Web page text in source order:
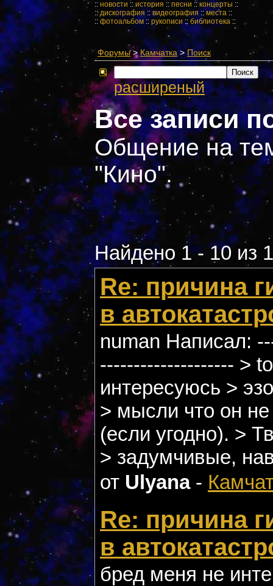
:: новости :: история :: песни :: концерты ::
::дискография :: видеография ::места ::
:: фотоальбом::рукописи::библиотека ::
Форумы>Камчатка > Поиск
расширеный
Все записи
Общение на
"Кино".
Найдено 1 - 10 из
Re: причина
в
numan Написал:
-------------------- >
интересуюсь >
> мысли что он
(если угодно). >
> задумчивые,
от Ulyana-
Re: причина
в
бред меня не